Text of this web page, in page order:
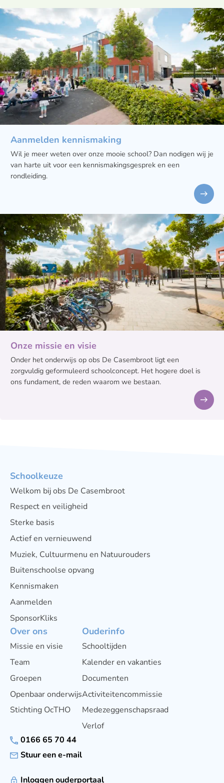
Aanmelden kennismaking
Wil je meer weten over onze mooie school? Dan nodigen wij je
van harte uit voor een kennismakingsgesprek en een
rondleiding.
Onze missie en visie
Onder het onderwijs op obs De Casembroot ligt een
zorgvuldig geformuleerd schoolconcept. Het hogere doel is
ons fundament, de reden waarom we bestaan.
Schoolkeuze
Welkom bij obs De Casembroot
Respect en veiligheid
Sterke basis
Actief en vernieuwend
Muziek, Cultuurmenu en Natuurouders
Buitenschoolse opvang
Kennismaken
Aanmelden
SponsorKliks
Over ons
Missie en visie
Team
Groepen
Openbaar onderwijs
Stichting OcTHO
Ouderinfo
Schooltijden
Kalender en vakanties
Documenten
Activiteitencommissie
Medezeggenschapsraad
Verlof
0166 65 70 44
Stuur een e-mail
Inloggen ouderportaal